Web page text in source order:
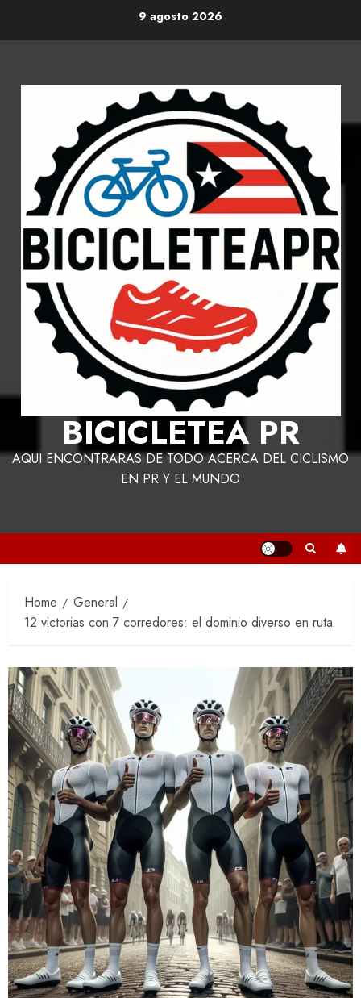
9 agosto 2026
BICICLETEA PR
AQUI ENCONTRARAS DE TODO ACERCA DEL CICLISMO
EN PR Y EL MUNDO
Home
General
12 victorias con 7 corredores: el dominio diverso en ruta